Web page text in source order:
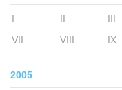
I II III
VII
VIII IX
2005